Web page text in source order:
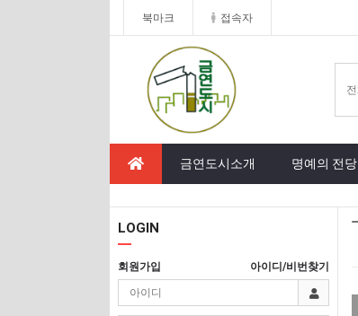
북마크 접속자
금연도시소개 명예의 전당
LOGIN
회원가입 아이디/비번찾기